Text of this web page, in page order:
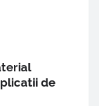
de